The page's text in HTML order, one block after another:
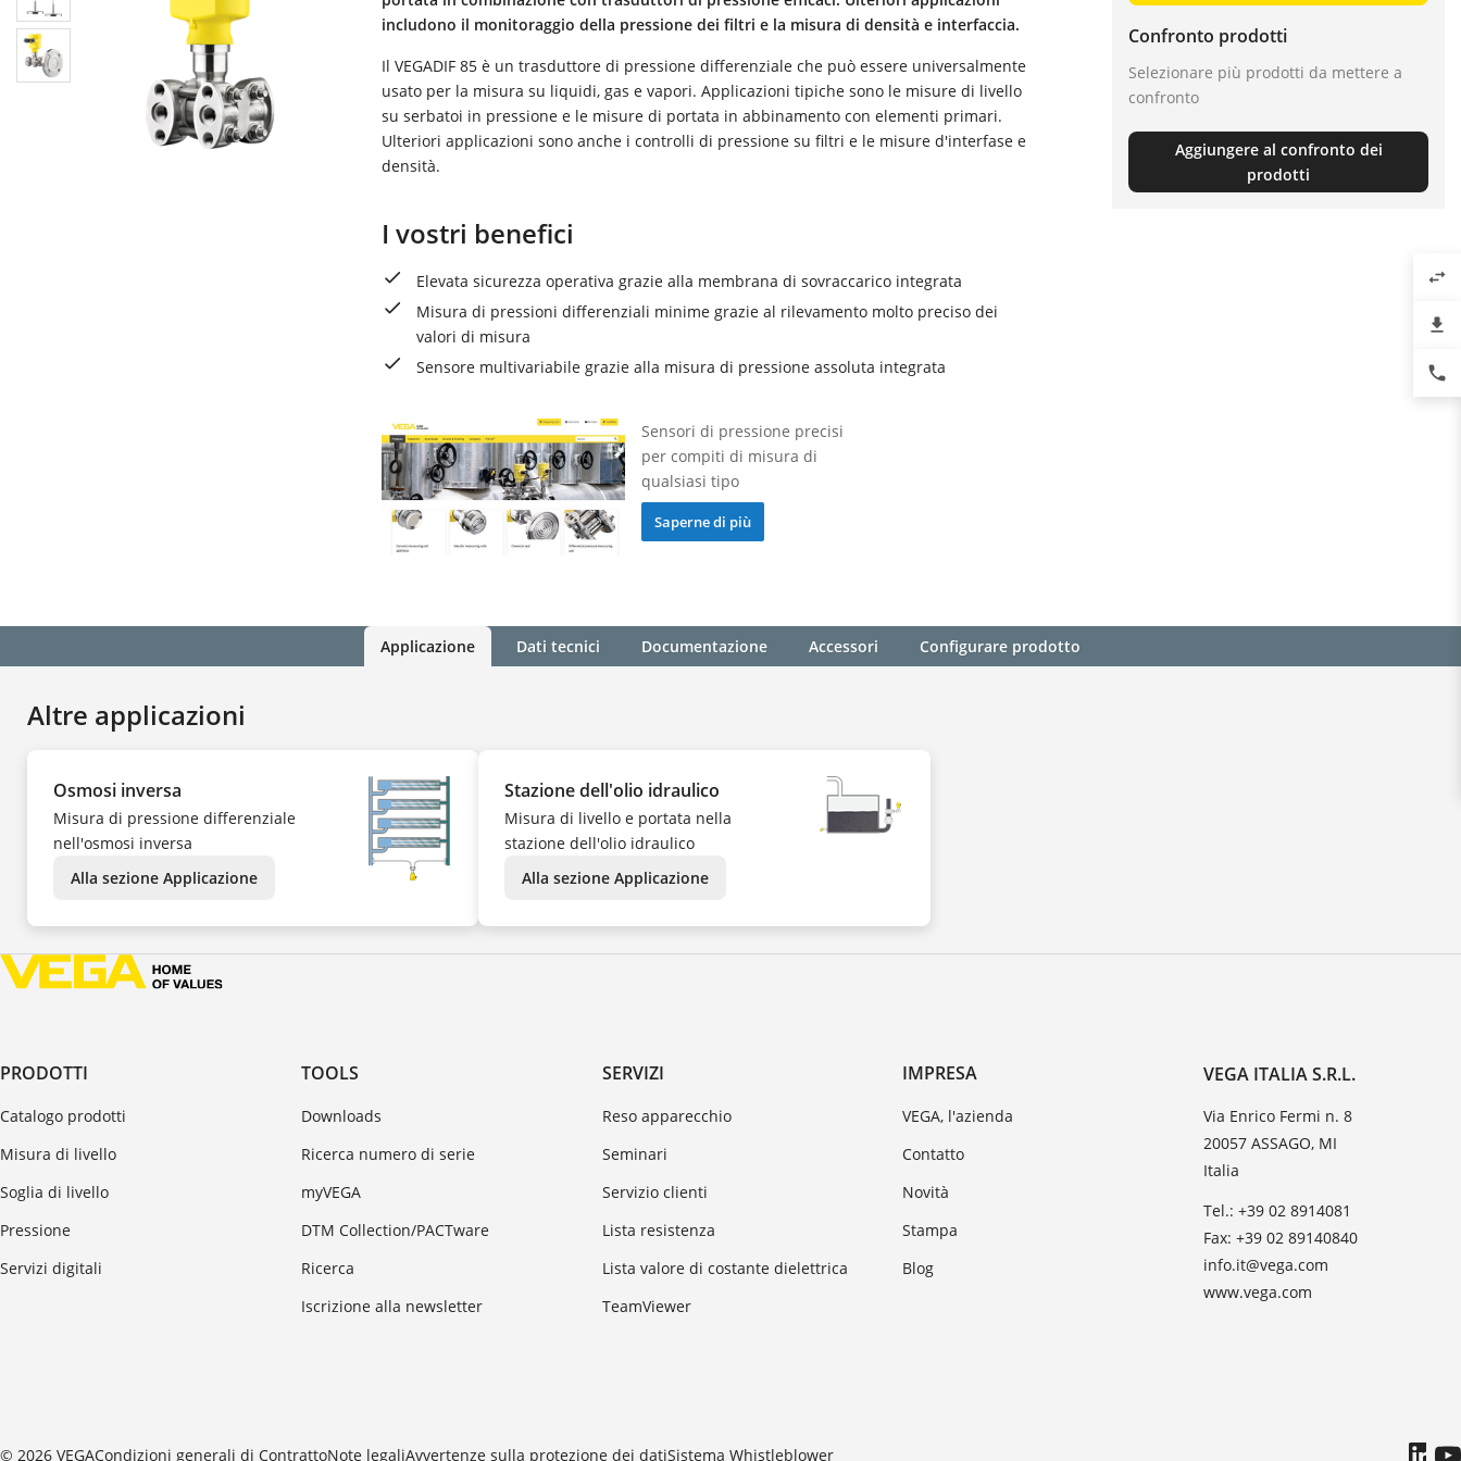
includono il monitoraggio della pressione dei filtri e la misura di densità e interfaccia.
Il VEGADIF 85 è un trasduttore di pressione differenziale che può essere universalmente
usato per la misura su liquidi, gas e vapori. Applicazioni tipiche sono le misure di livello
su serbatoi in pressione e le misure di portata in abbinamento con elementi primari.
Ulteriori applicazioni sono anche i controlli di pressione su filtri e le misure d'interfase e
densità.
I vostri benefici
Elevata sicurezza operativa grazie alla membrana di sovraccarico integrata
Misura di pressioni differenziali minime grazie al rilevamento molto preciso dei
valori di misura
Sensore multivariabile grazie alla misura di pressione assoluta integrata
Sensori di pressione precisi
per compiti di misura di
qualsiasi tipo
Saperne di più
Confronto prodotti
Selezionare più prodotti da mettere a
confronto
Aggiungere al confronto dei
prodotti
Applicazione Dati tecnici Documentazione Accessori Configurare prodotto
Altre applicazioni
Osmosi inversa
Misura di pressione differenziale
nell'osmosi inversa
Alla sezione Applicazione
Stazione dell'olio idraulico
Misura di livello e portata nella
stazione dell'olio idraulico
Alla sezione Applicazione
PRODOTTI
Catalogo prodotti
Misura di livello
Soglia di livello
Pressione
Servizi digitali
TOOLS
Downloads
Ricerca numero di serie
myVEGA
DTM Collection/PACTware
Ricerca
Iscrizione alla newsletter
SERVIZI
Reso apparecchio
Seminari
Servizio clienti
Lista resistenza
Lista valore di costante dielettrica
TeamViewer
IMPRESA
VEGA, l'azienda
Contatto
Novità
Stampa
Blog
VEGA ITALIA S.R.L.
Via Enrico Fermi n. 8
20057 ASSAGO, MI
Italia
Tel.: +39 02 8914081
Fax: +39 02 89140840
info.it@vega.com
www.vega.com
© 2026 VEGACondizioni generali di ContrattoNote legaliAvvertenze sulla protezione dei datiSistema Whistleblower
swap_horiz
file_download
phone